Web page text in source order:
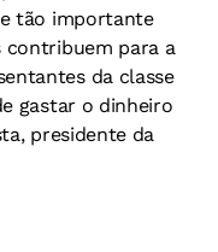
tão importante
contribuem para a
da classe
gastar o dinheiro
presidente da